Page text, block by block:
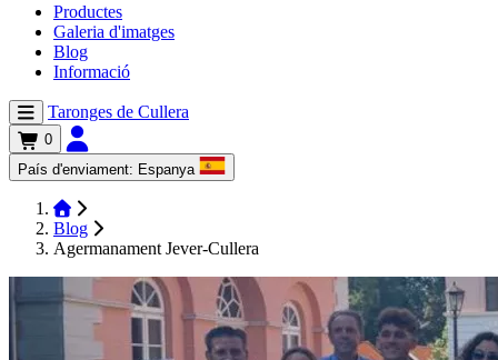
Productes
Galeria d'imatges
Blog
Informació
Taronges de Cullera
0
País d'enviament: Espanya
Blog
Agermanament Jever-Cullera